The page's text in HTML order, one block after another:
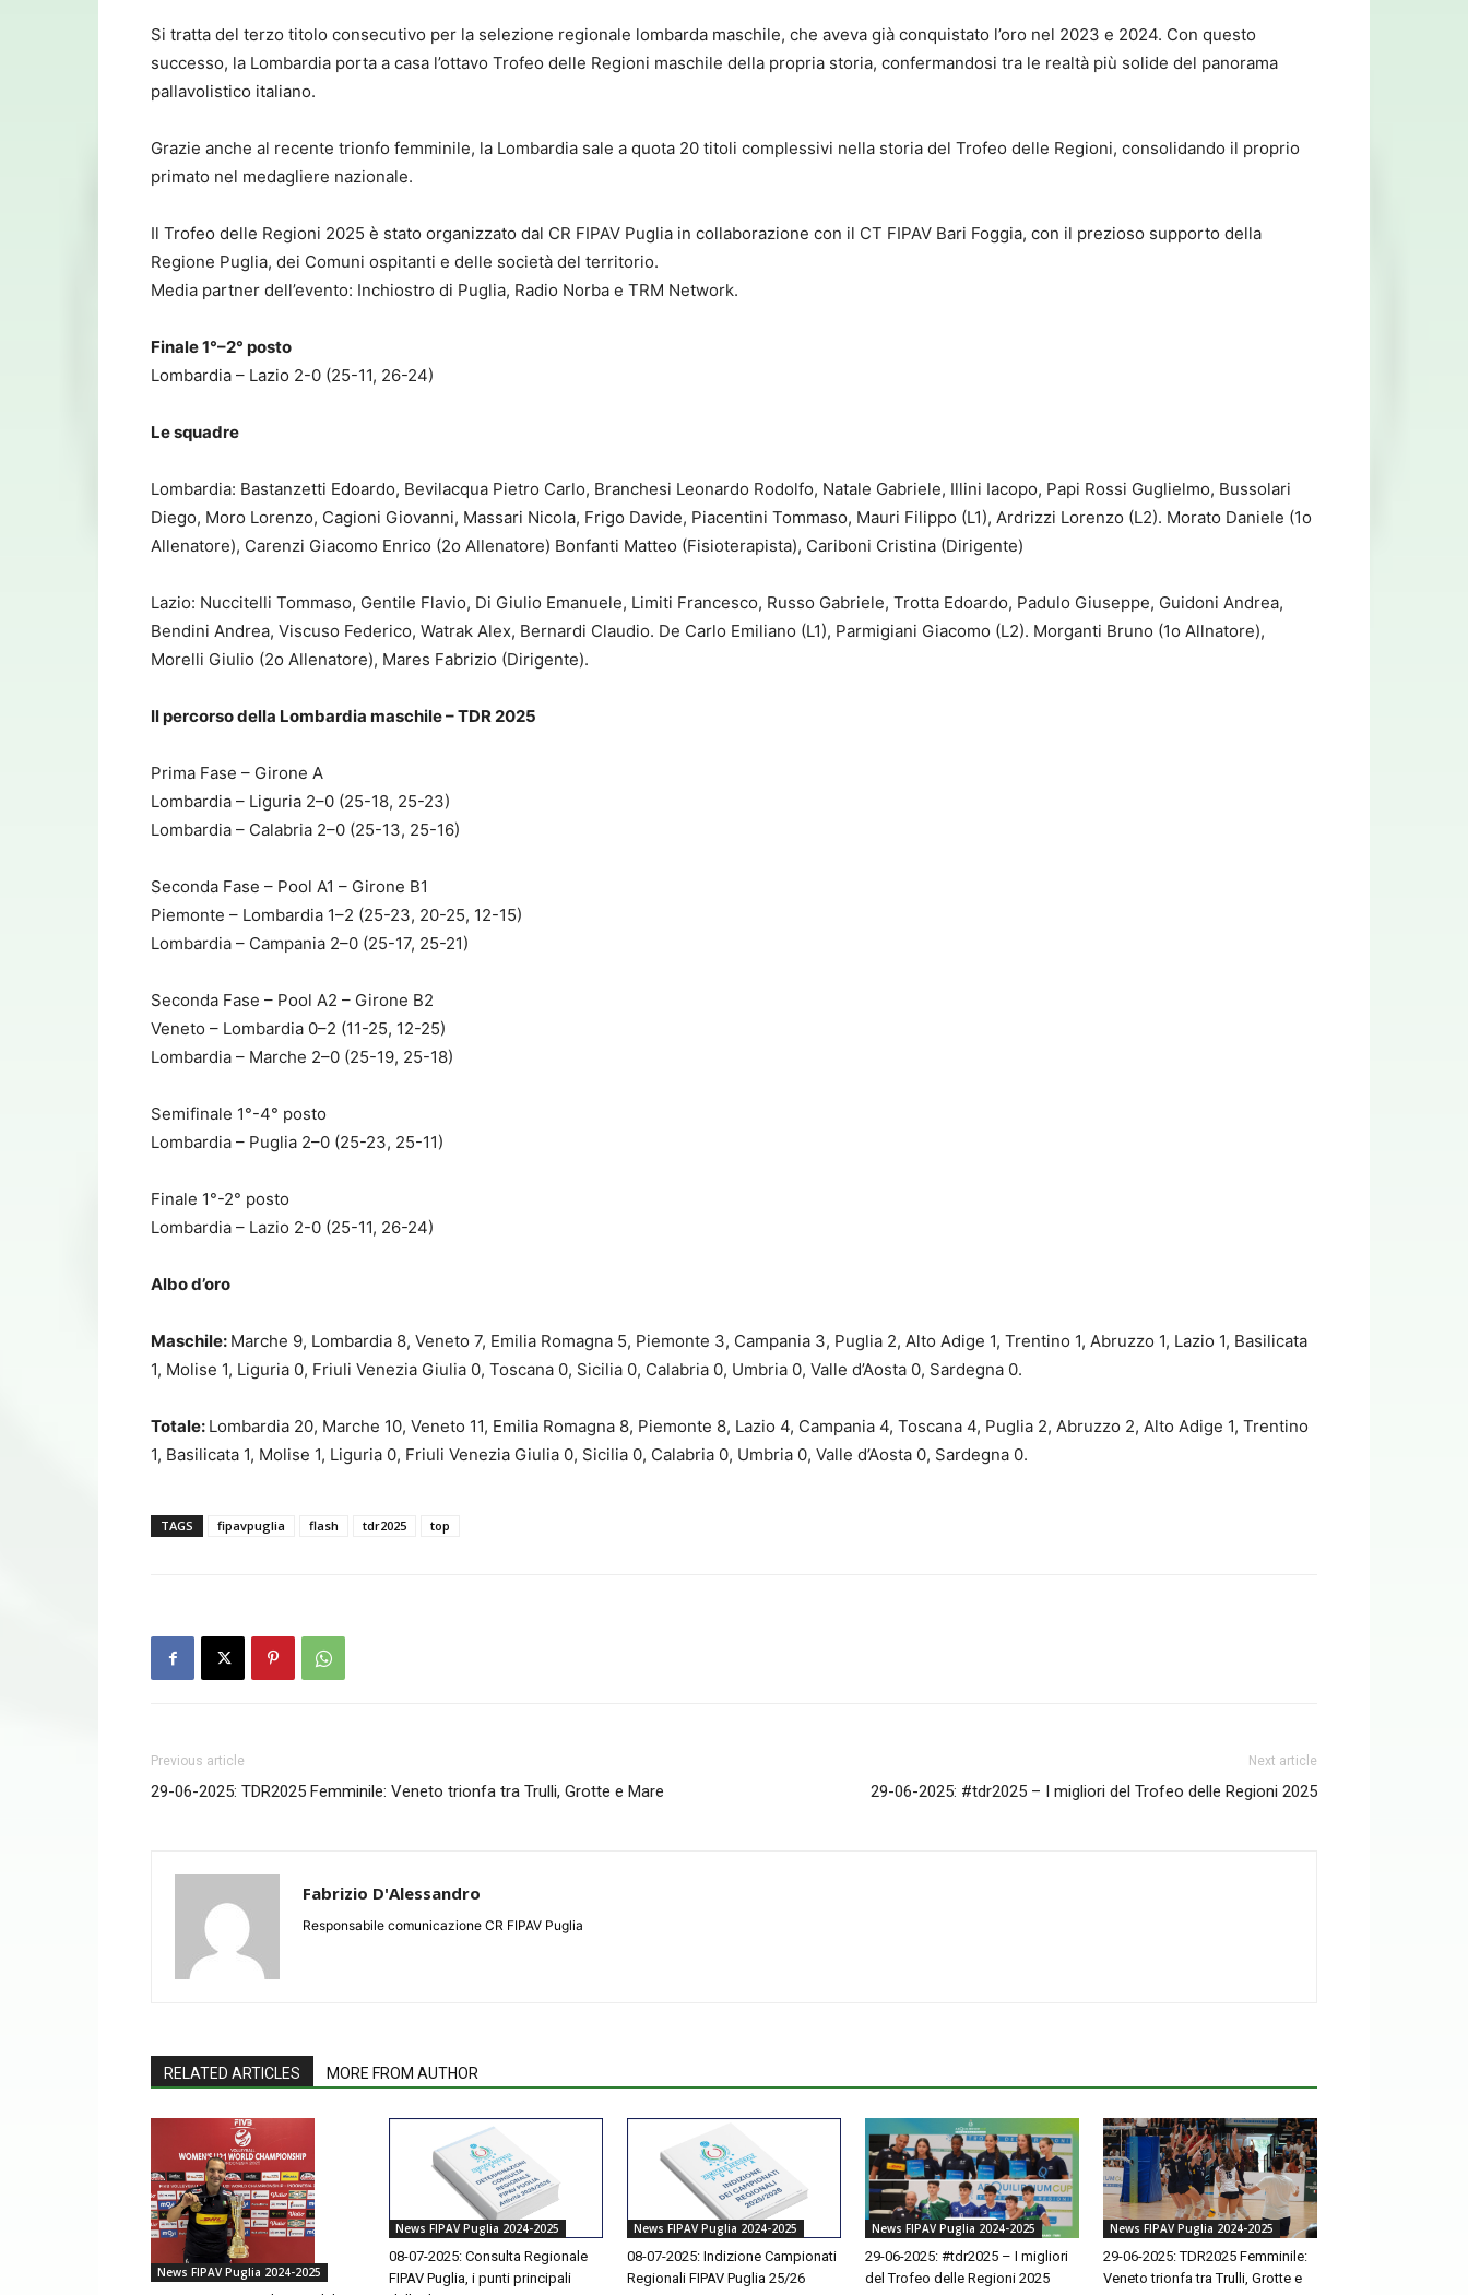
Si tratta del terzo titolo consecutivo per la selezione regionale lombarda maschile, che aveva già conquistato l’oro nel 2023 e 2024. Con questo
successo, la Lombardia porta a casa l’ottavo Trofeo delle Regioni maschile della propria storia, confermandosi tra le realtà più solide del panorama
pallavolistico italiano.
Grazie anche al recente trionfo femminile, la Lombardia sale a quota 20 titoli complessivi nella storia del Trofeo delle Regioni, consolidando il proprio
primato nel medagliere nazionale.
Il Trofeo delle Regioni 2025 è stato organizzato dal CR FIPAV Puglia in collaborazione con il CT FIPAV Bari Foggia, con il prezioso supporto della
Regione Puglia, dei Comuni ospitanti e delle società del territorio.
Media partner dell’evento: Inchiostro di Puglia, Radio Norba e TRM Network.
Finale 1°–2° posto
Lombardia – Lazio 2-0 (25-11, 26-24)
Le squadre
Lombardia: Bastanzetti Edoardo, Bevilacqua Pietro Carlo, Branchesi Leonardo Rodolfo, Natale Gabriele, Illini Iacopo, Papi Rossi Guglielmo, Bussolari
Diego, Moro Lorenzo, Cagioni Giovanni, Massari Nicola, Frigo Davide, Piacentini Tommaso, Mauri Filippo (L1), Ardrizzi Lorenzo (L2). Morato Daniele (1o
Allenatore), Carenzi Giacomo Enrico (2o Allenatore) Bonfanti Matteo (Fisioterapista), Cariboni Cristina (Dirigente)
Lazio: Nuccitelli Tommaso, Gentile Flavio, Di Giulio Emanuele, Limiti Francesco, Russo Gabriele, Trotta Edoardo, Padulo Giuseppe, Guidoni Andrea,
Bendini Andrea, Viscuso Federico, Watrak Alex, Bernardi Claudio. De Carlo Emiliano (L1), Parmigiani Giacomo (L2). Morganti Bruno (1o Allnatore),
Morelli Giulio (2o Allenatore), Mares Fabrizio (Dirigente).
Il percorso della Lombardia maschile – TDR 2025
Prima Fase – Girone A
Lombardia – Liguria 2–0 (25-18, 25-23)
Lombardia – Calabria 2–0 (25-13, 25-16)
Seconda Fase – Pool A1 – Girone B1
Piemonte – Lombardia 1–2 (25-23, 20-25, 12-15)
Lombardia – Campania 2–0 (25-17, 25-21)
Seconda Fase – Pool A2 – Girone B2
Veneto – Lombardia 0–2 (11-25, 12-25)
Lombardia – Marche 2–0 (25-19, 25-18)
Semifinale 1°-4° posto
Lombardia – Puglia 2–0 (25-23, 25-11)
Finale 1°-2° posto
Lombardia – Lazio 2-0 (25-11, 26-24)​
Albo d’oro
Maschile: Marche 9, Lombardia 8, Veneto 7, Emilia Romagna 5, Piemonte 3, Campania 3, Puglia 2, Alto Adige 1, Trentino 1, Abruzzo 1, Lazio 1, Basilicata
1, Molise 1, Liguria 0, Friuli Venezia Giulia 0, Toscana 0, Sicilia 0, Calabria 0, Umbria 0, Valle d’Aosta 0, Sardegna 0.
Totale: Lombardia 20, Marche 10, Veneto 11, Emilia Romagna 8, Piemonte 8, Lazio 4, Campania 4, Toscana 4, Puglia 2, Abruzzo 2, Alto Adige 1, Trentino
1, Basilicata 1, Molise 1, Liguria 0, Friuli Venezia Giulia 0, Sicilia 0, Calabria 0, Umbria 0, Valle d’Aosta 0, Sardegna 0.
TAGS fipavpuglia flash tdr2025 top
Previous article
29-06-2025: TDR2025 Femminile: Veneto trionfa tra Trulli, Grotte e Mare
Next article
29-06-2025: #tdr2025 – I migliori del Trofeo delle Regioni 2025
Fabrizio D'Alessandro
Responsabile comunicazione CR FIPAV Puglia
RELATED ARTICLES MORE FROM AUTHOR
News FIPAV Puglia 2024-2025
News FIPAV Puglia 2024-2025
08-07-2025: Consulta Regionale
FIPAV Puglia, i punti principali
News FIPAV Puglia 2024-2025
08-07-2025: Indizione Campionati
Regionali FIPAV Puglia 25/26
News FIPAV Puglia 2024-2025
29-06-2025: #tdr2025 – I migliori
del Trofeo delle Regioni 2025
News FIPAV Puglia 2024-2025
29-06-2025: TDR2025 Femminile:
Veneto trionfa tra Trulli, Grotte e